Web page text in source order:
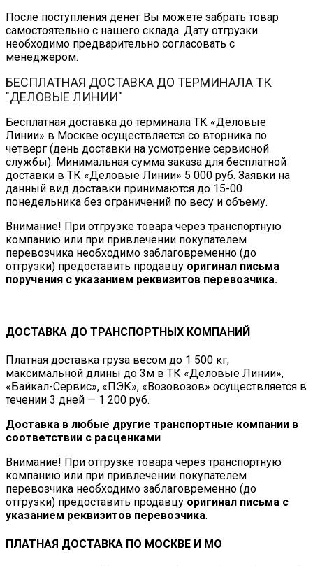
После поступления денег Вы можете забрать товар
самостоятельно с нашего склада. Дату отгрузки
необходимо предварительно согласовать с
менеджером.
БЕСПЛАТНАЯ ДОСТАВКА ДО ТЕРМИНАЛА ТК
"ДЕЛОВЫЕ ЛИНИИ"
Бесплатная доставка до терминала ТК «Деловые
Линии» в Москве осуществляется со вторника по
четверг (день доставки на усмотрение сервисной
службы). Минимальная сумма заказа для бесплатной
доставки в ТК «Деловые Линии» 5 000 руб. Заявки на
данный вид доставки принимаются до 15-00
понедельника без ограничений по весу и объему.
Внимание! При отгрузке товара через транспортную
компанию или при привлечении покупателем
перевозчика необходимо заблаговременно (до
отгрузки) предоставить продавцу оригинал письма
поручения с указанием реквизитов перевозчика.
ДОСТАВКА ДО ТРАНСПОРТНЫХ КОМПАНИЙ
Платная доставка груза весом до 1 500 кг,
максимальной длины до 3м в ТК «Деловые Линии»,
«Байкал-Сервис», «ПЭК», «Возовозов» осуществляется в
течении 3 дней — 1 200 руб.
Доставка в любые другие транспортные компании в
соответствии с расценками
Внимание! При отгрузке товара через транспортную
компанию или при привлечении покупателем
перевозчика необходимо заблаговременно (до
отгрузки) предоставить продавцу оригинал письма с
указанием реквизитов перевозчика.
ПЛАТНАЯ ДОСТАВКА ПО МОСКВЕ И МО